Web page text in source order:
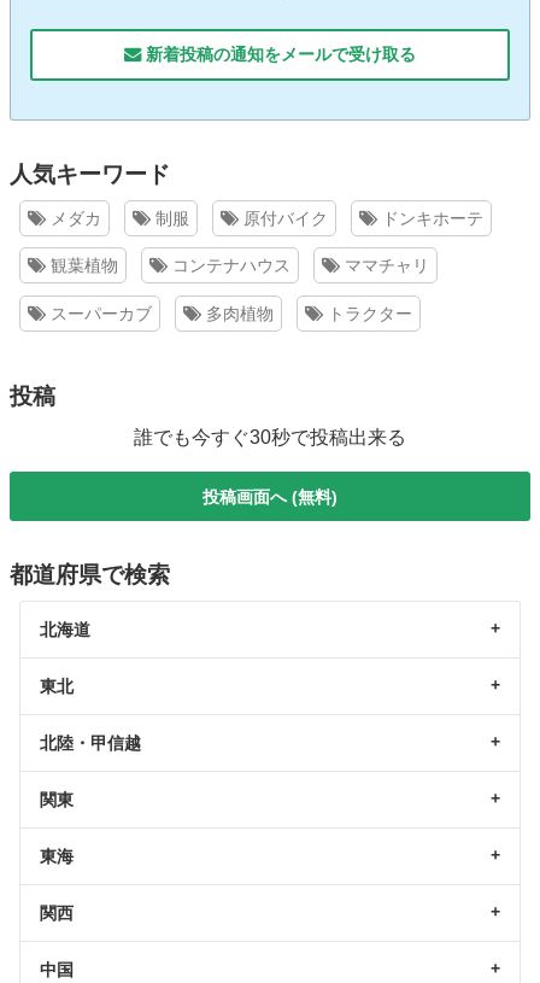
新着投稿の通知をメールで受け取る
人気キーワード
メダカ 制服 原付バイク ドンキホーテ
観葉植物 コンテナハウス ママチャリ
スーパーカブ 多肉植物 トラクター
投稿
誰でも今すぐ30秒で投稿出来る
投稿画面へ (無料)
都道府県で検索
北海道
東北
北陸・甲信越
関東
東海
関西
中国